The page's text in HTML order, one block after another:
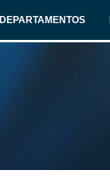
DEPARTAMENTOS